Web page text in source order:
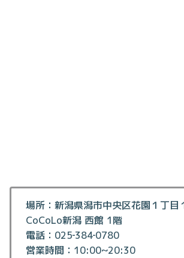
場所：新潟県潟市中央区花園１丁目
CoCoLo新潟 西館 1階
電話：025‐384‐0780
営業時間：10:00~20:30